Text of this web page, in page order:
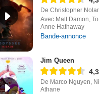
De Christopher
Avec Matt Damon,
Anne Hathaway
Bande-annonce
Jim Queen
4,3
De Marco Nguyen,
Athane